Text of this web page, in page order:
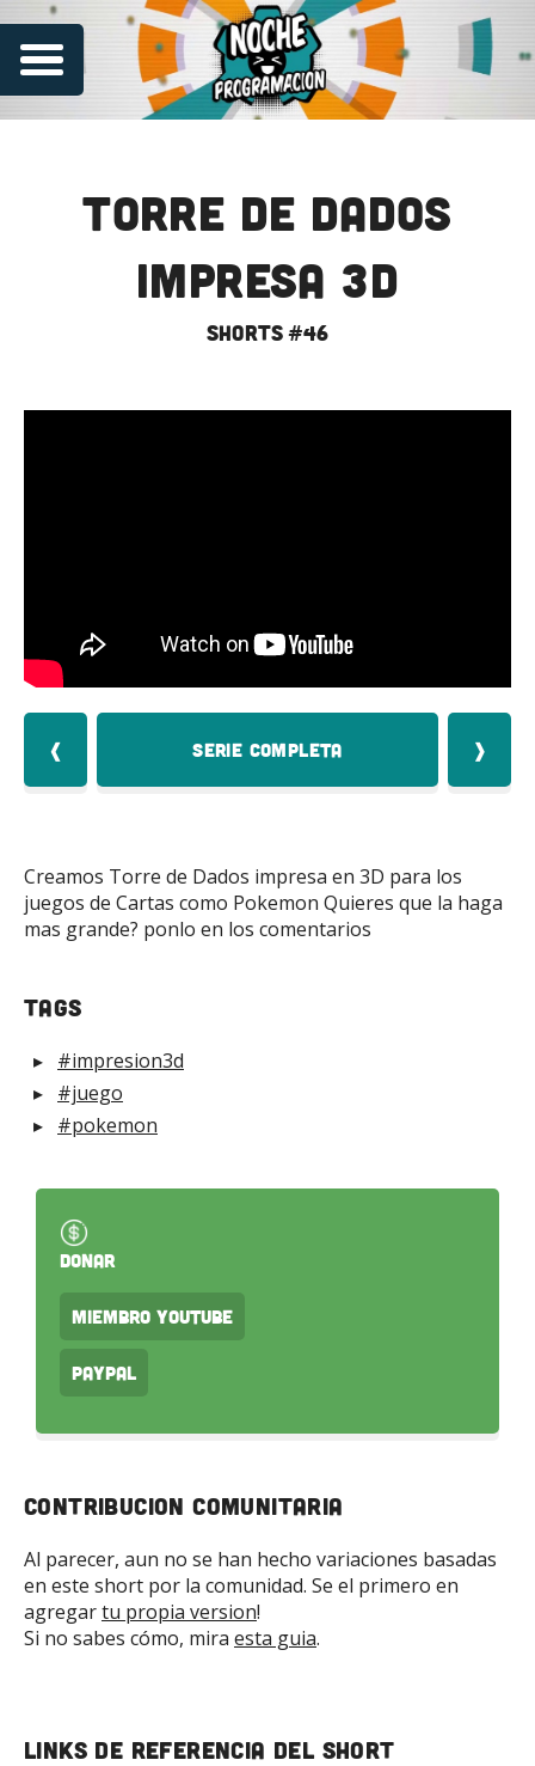
Mas
Torre de Dados
Impresa 3D
shorts #46
❰ Serie Completa ❱
Creamos Torre de Dados impresa en 3D para los
juegos de Cartas como Pokemon Quieres que la haga
mas grande? ponlo en los comentarios
tags
#impresion3d
#juego
#pokemon
Donar
Miembro Youtube
PayPal
Contribucion Comunitaria
Al parecer, aun no se han hecho variaciones basadas
en este short por la comunidad. Se el primero en
agregartu propia version!
Si no sabes cómo, mira esta guia.
Links de referencia del short